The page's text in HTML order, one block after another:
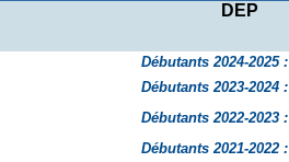
DEP
Débutants 2024-2025 :
Débutants 2023-2024 :
Débutants 2022-2023 :
Débutants 2021-2022 :